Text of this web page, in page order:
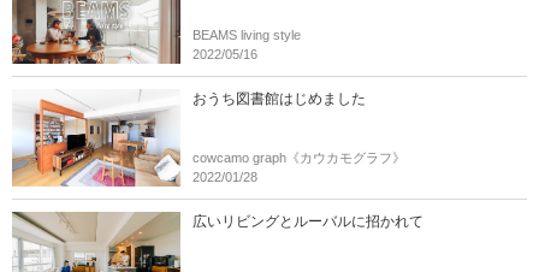
BEAMS living style
2022/05/16
おうち図書館はじめました
cowcamo graph《カウカモグラフ》
2022/01/28
広いリビングとルーバルに招かれて